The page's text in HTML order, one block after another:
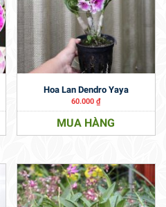
Hoa Lan Dendro Yaya
60.000₫
MUA HÀNG